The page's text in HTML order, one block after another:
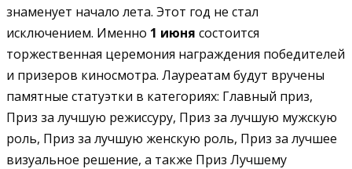
знаменует начало лета. Этот год не стал
исключением. Именно 1 июня состоится
торжественная церемония награждения победителей
и призеров киносмотра. Лауреатам будут вручены
памятные статуэтки в категориях: Главный приз,
Приз за лучшую режиссуру, Приз за лучшую мужскую
роль, Приз за лучшую женскую роль, Приз за лучшее
визуальное решение, а также Приз Лучшему